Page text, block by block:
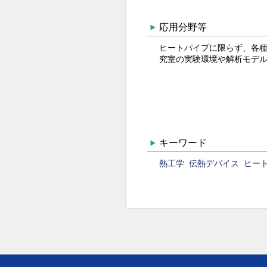
応用分野等
ヒートパイプに限らず、各
究室の実験環境や解析モデ
キーワード
熱工学 伝熱デバイス ヒー